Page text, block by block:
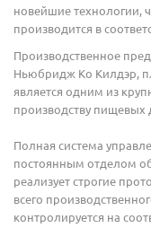
новейшие технологии,
производится в
Производственное
Ньюбридж Ко Килдэр,
является одним из
производству пищевых
Полная система
постоянным отделом
реализует строгие
всего
контролируется на